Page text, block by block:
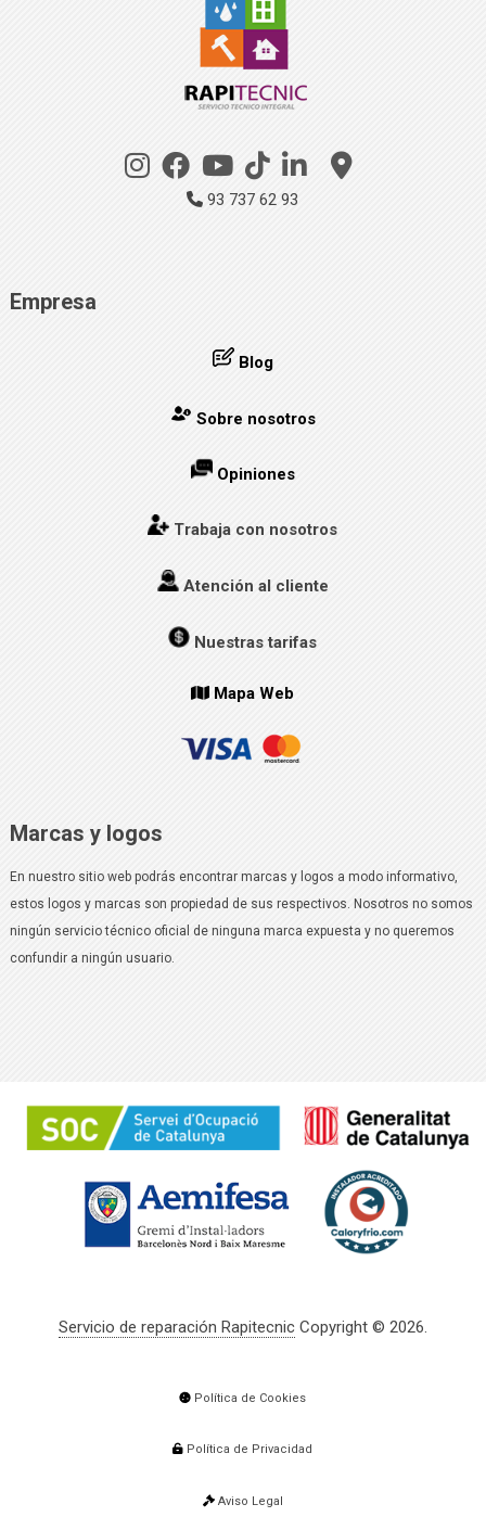
93 737 62 93
Empresa
Blog
Sobre nosotros
Opiniones
Trabaja con nosotros
Atención al cliente
Nuestras tarifas
Mapa Web
Marcas y logos
En nuestro sitio web podrás encontrar marcas y logos a modo informativo,
estos logos y marcas son propiedad de sus respectivos. Nosotros no somos
ningún servicio técnico oficial de ninguna marca expuesta y no queremos
confundir a ningún usuario.
Servicio de reparación RapitecnicCopyright © 2026.
Política de Cookies
Política de Privacidad
Aviso Legal